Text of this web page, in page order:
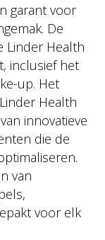
garant voor
De
Linder Health
inclusief het
up. Het
Health
innovatieve
die de
van
voor elk